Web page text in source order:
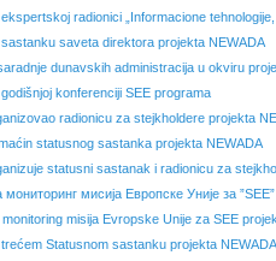
radionici „Informacione
saveta direktora projekta NEWADA
dunavskih administracija u okviru
konferenciji SEE programa
radionicu za stejkholdere projekta
statusnog sastanka projekta NEWADA
statusni sastanak i radionicu za
мисија Европске Уније за
misija Evropske Unije za SEE
Statusnom sastanku projekta NEWADA